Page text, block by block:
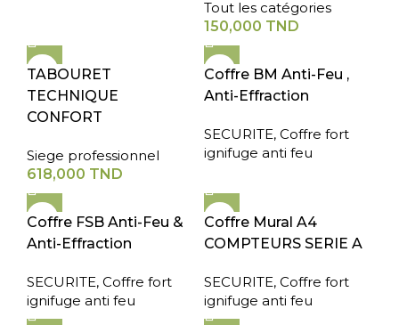
Tout les catégories
150,000 TND
TABOURET
TECHNIQUE
CONFORT
Siege professionnel
618,000 TND
Coffre BM Anti-Feu ,
Anti-Effraction
SECURITE, Coffre fort
ignifuge anti feu
Coffre FSB Anti-Feu &
Anti-Effraction
SECURITE, Coffre fort
ignifuge anti feu
Coffre Mural A4
COMPTEURS SERIE A
SECURITE, Coffre fort
ignifuge anti feu